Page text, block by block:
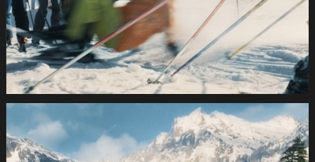
SUVA
Wintersport2021
1.23.2